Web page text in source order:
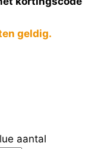
geldig.
aantal